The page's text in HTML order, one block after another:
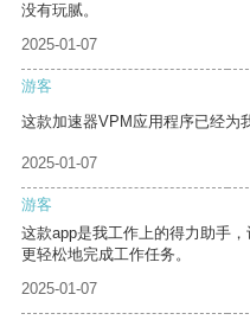
没有玩腻。
2025-01-07
游客
这款加速器VPM应用程序已经为
2025-01-07
游客
这款app是我工作上的得力助手
更轻松地完成工作任务。
2025-01-07